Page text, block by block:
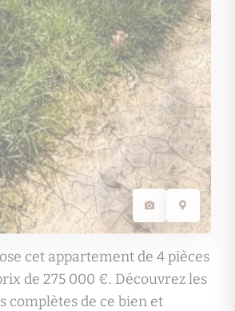
cet appartement de 4 pièces
de 275 000 €. Découvrez les
complètes de ce bien et